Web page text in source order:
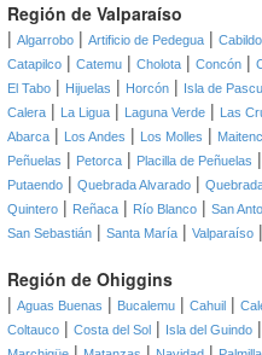
Región de Valparaíso
| Algarrobo | Artificio de Pedegua | Cabildo
Catapilco | Catemu | Cholota | Concón |
El Tabo | Hijuelas | Horcón | Isla de
Calera | La Ligua | Laguna Verde | Las
Abarca | Los Andes | Los Molles |
Peñuelas | Petorca | Placilla de Peñuelas |
Putaendo | Quebrada Alvarado |
Quintero | Reñaca | Río Blanco | San
San Sebastián | Santa María | Valparaíso |
Región de Ohiggins
| Aguas Buenas | Bucalemu | Cahuil |
Coltauco | Costa del Sol | Isla del Guindo |